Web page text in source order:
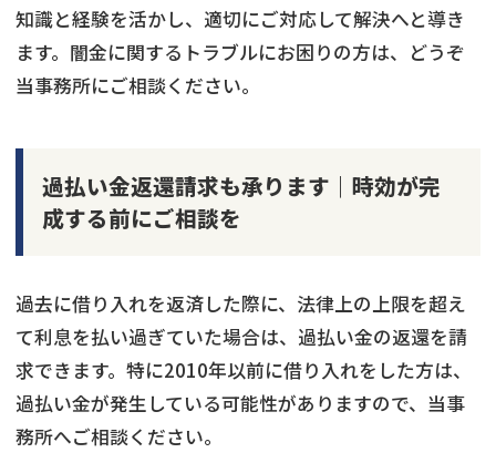
知識と経験を活かし、適切にご対応して解決へと導き
ます。闇金に関するトラブルにお困りの方は、どうぞ
当事務所にご相談ください。
過払い金返還請求も承ります｜時効が完
成する前にご相談を
過去に借り入れを返済した際に、法律上の上限を超え
て利息を払い過ぎていた場合は、過払い金の返還を請
求できます。特に2010年以前に借り入れをした方は、
過払い金が発生している可能性がありますので、当事
務所へご相談ください。